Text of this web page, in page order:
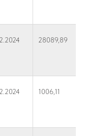
28089,89
1006,11